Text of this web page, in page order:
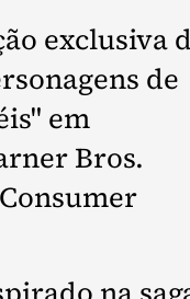
exclusiva
de
em
Bros.